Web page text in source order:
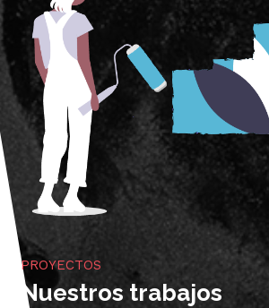
PROYECTOS
Nuestros trabajos